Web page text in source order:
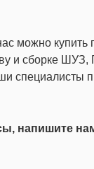
можно
и сборке
напишите